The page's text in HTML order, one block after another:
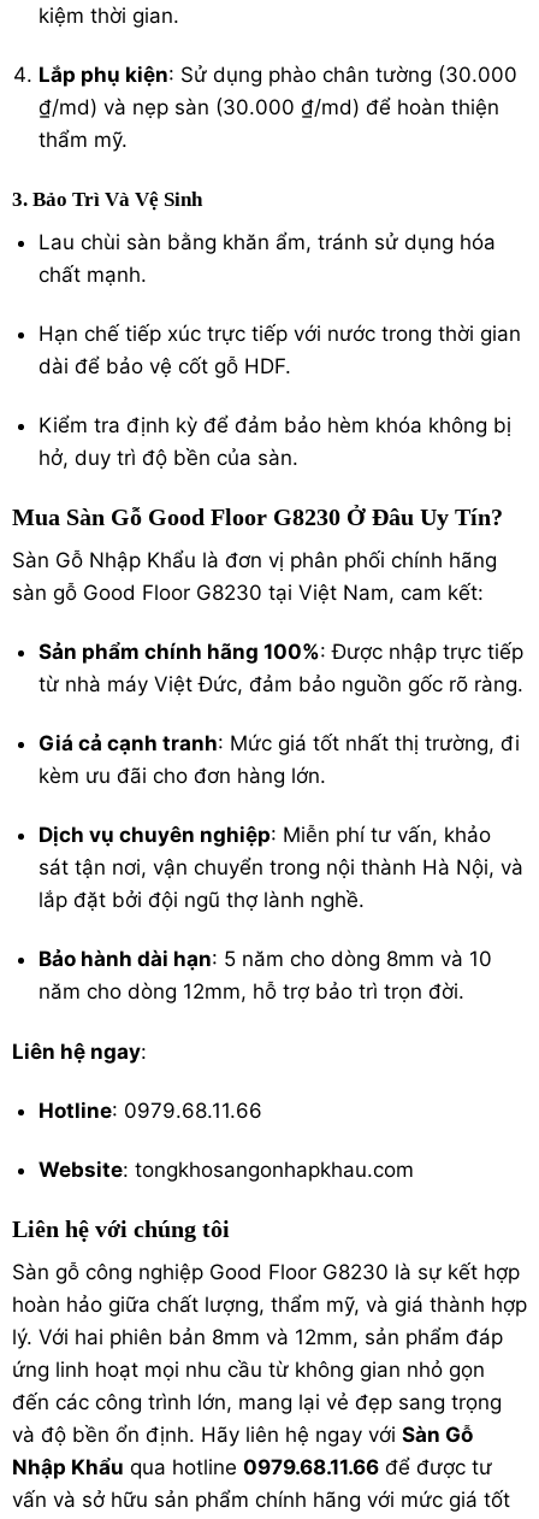
kiệm thời gian.
Lắp phụ kiện: Sử dụng phào chân tường (30.000
₫/md) và nẹp sàn (30.000 ₫/md) để hoàn thiện
thẩm mỹ.
3. Bảo Trì Và Vệ Sinh
Lau chùi sàn bằng khăn ẩm, tránh sử dụng hóa
chất mạnh.
Hạn chế tiếp xúc trực tiếp với nước trong thời gian
dài để bảo vệ cốt gỗ HDF.
Kiểm tra định kỳ để đảm bảo hèm khóa không bị
hở, duy trì độ bền của sàn.
Mua Sàn Gỗ Good Floor G8230 Ở Đâu Uy Tín?
Sàn Gỗ Nhập Khẩu là đơn vị phân phối chính hãng
sàn gỗ Good Floor G8230 tại Việt Nam, cam kết:
Sản phẩm chính hãng 100%: Được nhập trực tiếp
từ nhà máy Việt Đức, đảm bảo nguồn gốc rõ ràng.
Giá cả cạnh tranh: Mức giá tốt nhất thị trường, đi
kèm ưu đãi cho đơn hàng lớn.
Dịch vụ chuyên nghiệp: Miễn phí tư vấn, khảo
sát tận nơi, vận chuyển trong nội thành Hà Nội, và
lắp đặt bởi đội ngũ thợ lành nghề.
Bảo hành dài hạn: 5 năm cho dòng 8mm và 10
năm cho dòng 12mm, hỗ trợ bảo trì trọn đời.
Liên hệ ngay:
Hotline: 0979.68.11.66
Website: tongkhosangonhapkhau.com
Liên hệ với chúng tôi
Sàn gỗ công nghiệp Good Floor G8230 là sự kết hợp
hoàn hảo giữa chất lượng, thẩm mỹ, và giá thành hợp
lý. Với hai phiên bản 8mm và 12mm, sản phẩm đáp
ứng linh hoạt mọi nhu cầu từ không gian nhỏ gọn
đến các công trình lớn, mang lại vẻ đẹp sang trọng
và độ bền ổn định. Hãy liên hệ ngay với Sàn Gỗ
Nhập Khẩu qua hotline 0979.68.11.66 để được tư
vấn và sở hữu sản phẩm chính hãng với mức giá tốt